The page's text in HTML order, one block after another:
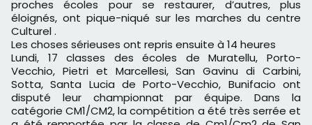
proches écoles pour se restaurer, d’autres, plus
éloignés, ont pique-niqué sur les marches du centre
Culturel .
Les choses sérieuses ont repris ensuite à 14 heures
Lundi, 17 classes des écoles de Muratellu, Porto-
Vecchio, Pietri et Marcellesi, San Gavinu di Carbini,
Sotta, Santa Lucia de Porto-Vecchio, Bunifacio ont
disputé leur championnat par équipe. Dans la
catégorie CM1/CM2, la compétition a été très serrée et